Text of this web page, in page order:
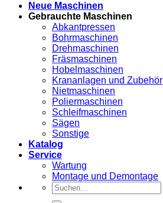
Neue Maschinen
Gebrauchte Maschinen
Abkantpressen
Bohrmaschinen
Drehmaschinen
Fräsmaschinen
Hobelmaschinen
Krananlagen und Zubehör
Nietmaschinen
Poliermaschinen
Schleifmaschinen
Sägen
Sonstige
Katalog
Service
Wartung
Montage und Demontage
Suche
nach: